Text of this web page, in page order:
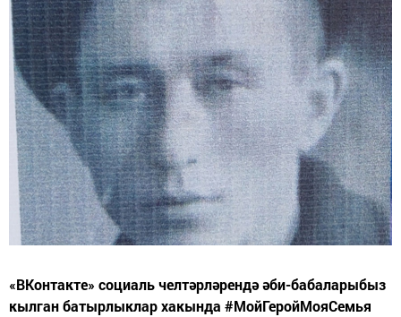
«ВКонтакте» социаль челтәрләрендә әби-бабаларыбыз
кылган батырлыклар хакында #МойГеройМояСемья